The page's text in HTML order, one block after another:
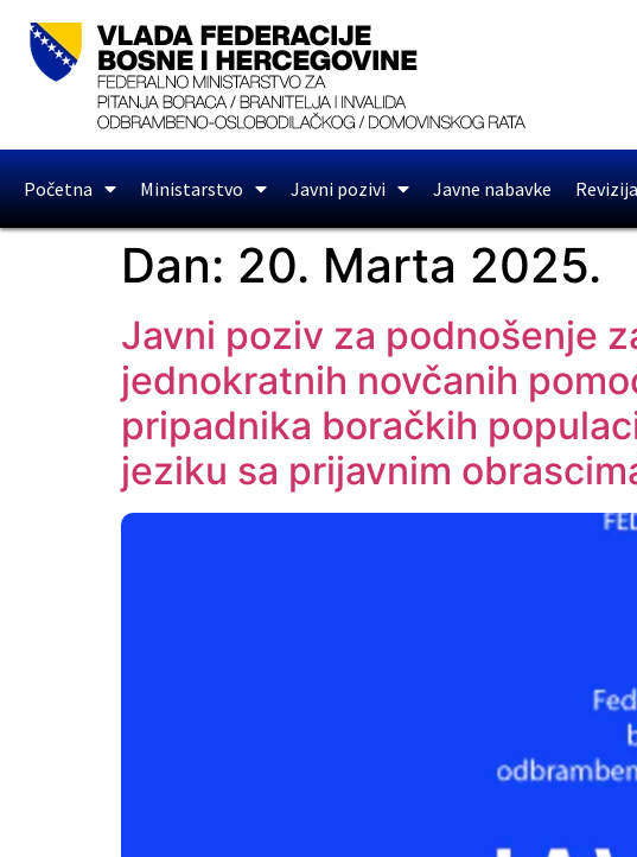
Početna Ministarstvo Javni pozivi Javne nabavke Revizija
Dan: 20. Marta 2025.
Javni poziv za podnošenje
jednokratnih novčanih
pripadnika boračkih
jeziku sa prijavnim